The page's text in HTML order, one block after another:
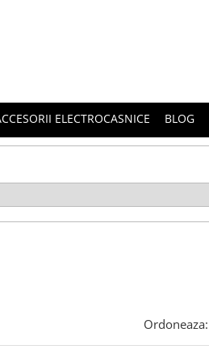
ELECTROCASNICE BLOG
Ordoneaza: